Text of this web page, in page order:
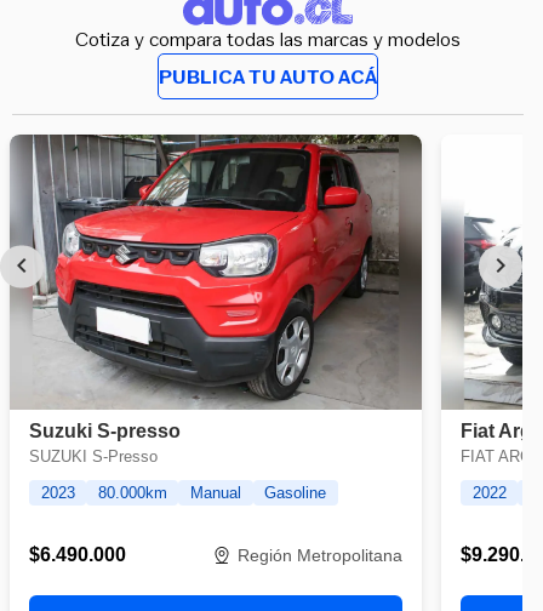
Cotiza y compara todas las marcas y modelos
PUBLICA TU AUTO ACÁ